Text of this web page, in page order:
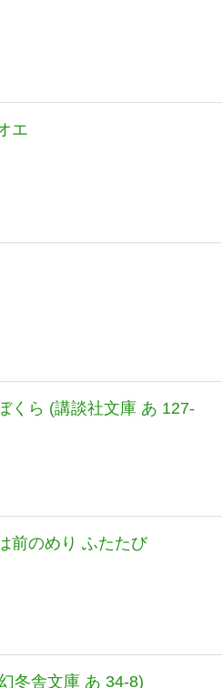
エ
くら (講談社文庫 あ 127-
前のめり ふたたび
冬舎文庫 あ 34-8)